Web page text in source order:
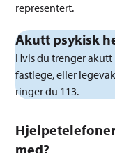
representert.
Akutt psykisk
Hvis du trenger
fastlege, eller
ringer du 113.
med?